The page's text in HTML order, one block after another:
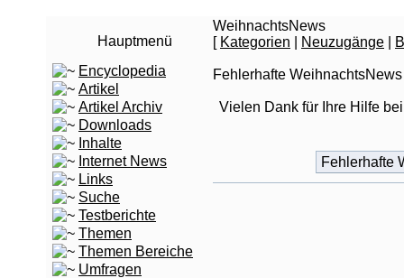
Hauptmenü
Encyclopedia
Artikel
Artikel Archiv
Downloads
Inhalte
Internet News
Links
Suche
Testberichte
Themen
Themen Bereiche
Umfragen
WeihnachtsNews
[ Kategorien Neuzugänge
Fehlerhafte
Vielen Dank für Ihre Hilfe